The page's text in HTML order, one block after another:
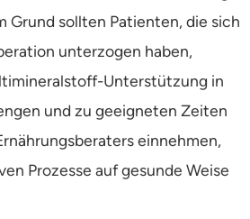
Grund sollten Patienten, die sich
unterzogen haben,
Unterstützung in
und zu geeigneten Zeiten
einnehmen,
Prozesse auf gesunde Weise